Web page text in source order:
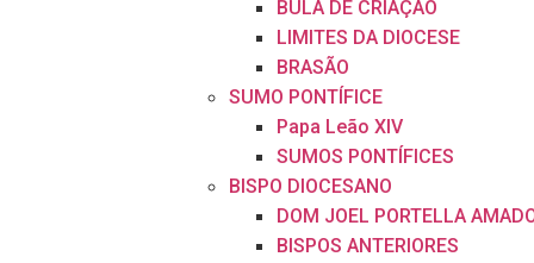
BULA DE CRIAÇÃO
LIMITES DA DIOCESE
BRASÃO
SUMO PONTÍFICE
Papa Leão XIV
SUMOS PONTÍFICES
BISPO DIOCESANO
DOM JOEL PORTELLA
BISPOS ANTERIORES